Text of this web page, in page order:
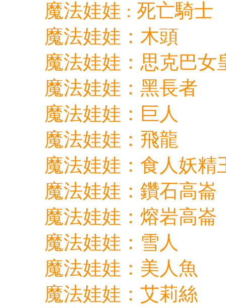
魔法娃娃 : 死亡騎士
魔法娃娃：木頭
魔法娃娃：思克巴女
魔法娃娃：黑長者
魔法娃娃：巨人
魔法娃娃：飛龍
魔法娃娃：食人妖精
魔法娃娃：鑽石高崙
魔法娃娃：熔岩高崙
魔法娃娃：雪人
魔法娃娃：美人魚
魔法娃娃：艾莉絲